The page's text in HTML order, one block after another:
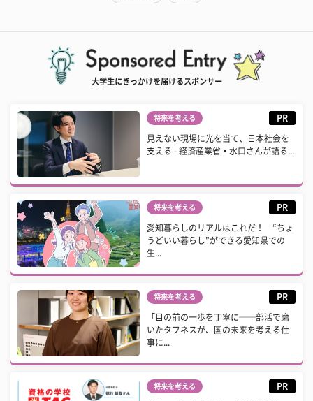
大学生にきっかけを届けるスポンサー
将来を考える PR
見えない現場に光を当て、日本社会を
支える - 経済産業省・水口さんが語る...
将来を考える PR
愛知暮らしのリアルはこれだ！ “ちょ
うどいい暮らし”ができる愛知県での
生...
将来を考える PR
「目の前の一歩を丁寧に──部活で磨
いたタフネスが、国の未来を考える仕
事に...
将来を考える PR